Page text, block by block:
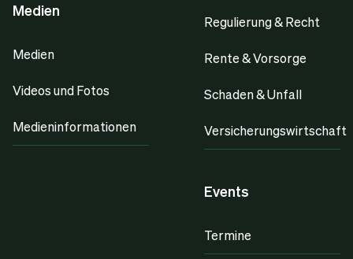
Medien
Medien
Videos und Fotos
Medieninformationen
Regulierung & Recht
Rente & Vorsorge
Schaden & Unfall
Versicherungswirtschaft
Events
Termine